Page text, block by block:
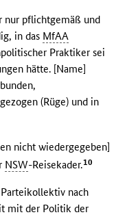
nur pflichtgemäß und
in das MfAA
Praktiker sei
hätte. [Name]
(Rüge) und in
nicht wiedergegeben]
NSW-Reisekader.10
nach
mit der Politik der